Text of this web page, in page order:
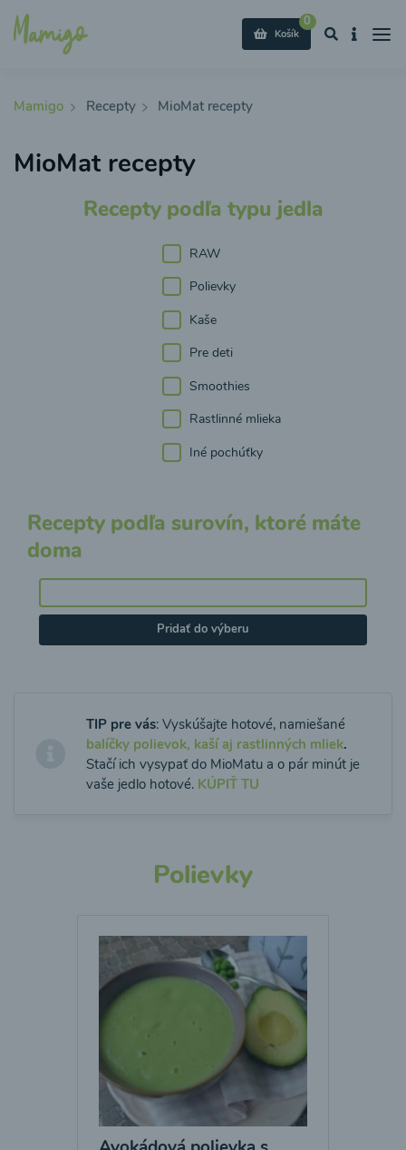
0
Košík
Mamigo Recepty MioMat recepty
MioMat recepty
Recepty podľa typu jedla
RAW
Polievky
Kaše
Pre deti
Smoothies
Rastlinné mlieka
Iné pochúťky
Recepty podľa surovín, ktoré máte
doma
Pridať do výberu
TIP pre vás: Vyskúšajte hotové, namiešané
balíčky polievok, kaší aj rastlinných mliek.
Stačí ich vysypať do MioMatu a o pár minút je
vaše jedlo hotové. KÚPIŤ TU
Polievky